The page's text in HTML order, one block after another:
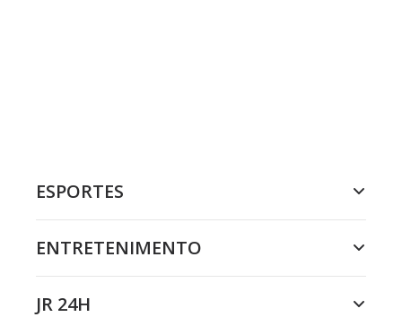
ESPORTES
ENTRETENIMENTO
JR 24H